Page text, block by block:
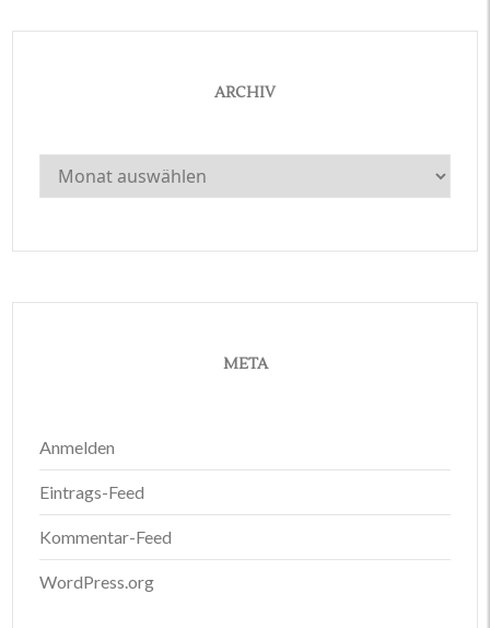
ARCHIV
Archiv
META
Anmelden
Eintrags-Feed
Kommentar-Feed
WordPress.org